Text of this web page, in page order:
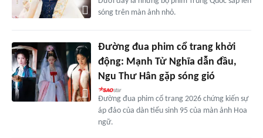
sóng trên màn ảnh nhỏ.
Đường đua phim cổ trang khởi
động: Mạnh Tử Nghĩa dẫn đầu,
Ngu Thư Hân gặp sóng gió
Đường đua phim cổ trang 2026 chứng kiến sự
áp đảo của dàn tiểu sinh 95 của màn ảnh Hoa
ngữ.